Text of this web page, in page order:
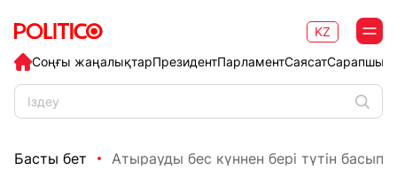
Соңғы жаңалықтарПрезидентПарламентСаясат
KZ
Басты бет Атырауды бес күннен бері түтін басып